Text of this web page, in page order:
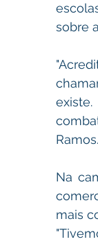
sobre
Ramos.
Na
mais